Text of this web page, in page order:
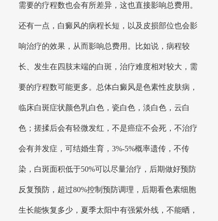
需要的疗程数也会有所差异，这也直接影响总费用。
还有一点，白癜风的病程长短，以及皮损部位也会影
响治疗的效果，从而影响总费用。比如说，病程较
长、发生在四肢末端的白斑，治疗难度相对较大，需
要的疗程数可能更多。总体白癜风是色素性皮肤病，
临床白斑症状颜色乳白色，瓷白色，淡白色，云白
色；搓揉后会有轻微发红，不是癌症不会死，不治疗
会有并发症，可结婚生育，3%-5%概率遗传，不传
染，白斑面积低于50%可以尽量治疗，后期做好预防
反复预防，超过80%控制预防调理，后期看色素细胞
生长能恢复多少，夏季太阳中有强紫外线，不能晒，